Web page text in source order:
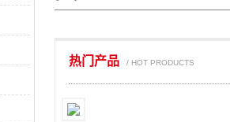
热门产品 / HOT PRODUCTS